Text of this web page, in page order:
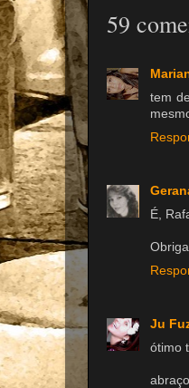
59
tem
É,
Ju
ótimo
abraço